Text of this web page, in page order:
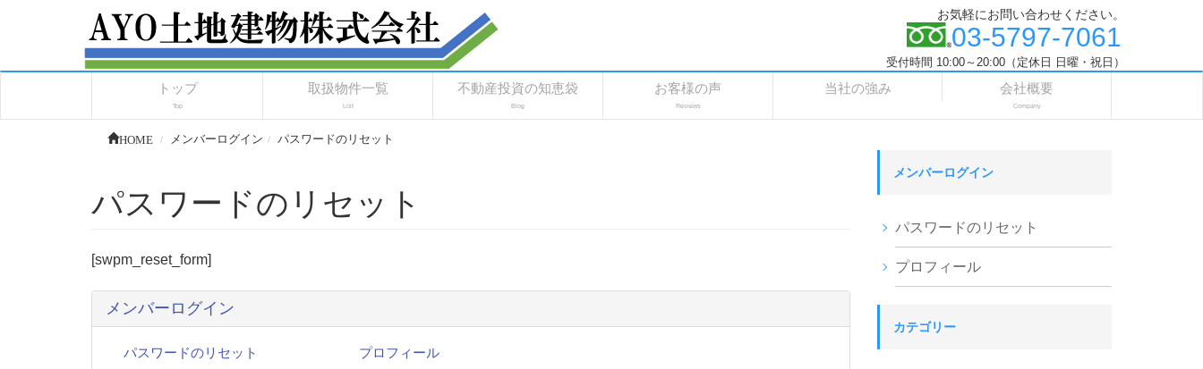
お気軽にお問い合わせください。
03-5797-7061
受付時間 10:00～20:00（定休日 日曜・祝日）
トップ
Top
取扱物件一覧
List
不動産投資の知恵袋
Blog
お客様の声
Reviews
当社の強み 会社概要
Company
HOME メンバーログイン パスワードのリセット
パスワードのリセット
[swpm_reset_form]
メンバーログイン
パスワードのリセット プロフィール
メンバーログイン
パスワードのリセット
プロフィール
カテゴリー